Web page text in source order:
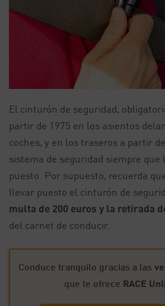
El cinturón de seguridad,
partir de 1975 en los asientos
coches, y en los traseros a partir
sistema de seguridad siempre que
puesto. Por supuesto, recuerda
llevar puesto el cinturón de
multa de 200 euros y la retirada
del carnet de conducir.
Conduce tranquilo gracias a las
que te ofrece RACE